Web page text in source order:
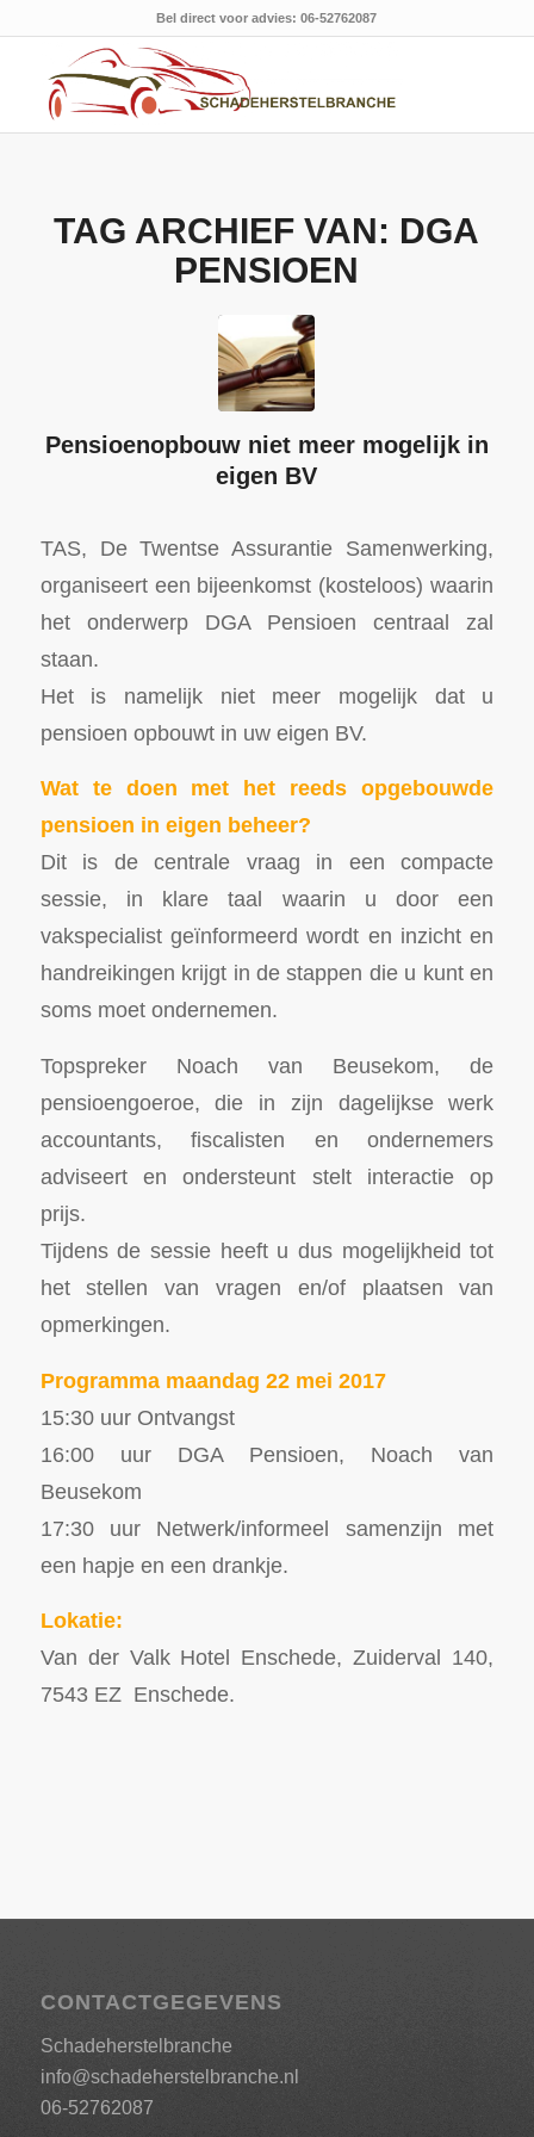
Bel direct voor advies: 06-52762087
TAG ARCHIEF VAN: DGA
PENSIOEN
Pensioenopbouw niet meer mogelijk in
eigen BV
TAS, De Twentse Assurantie Samenwerking,
organiseert een bijeenkomst (kosteloos) waarin
het onderwerp DGA Pensioen centraal zal
staan.
Het is namelijk niet meer mogelijk dat u
pensioen opbouwt in uw eigen BV.
Wat te doen met het reeds opgebouwde
pensioen in eigen beheer?
Dit is de centrale vraag in een compacte
sessie, in klare taal waarin u door een
vakspecialist geïnformeerd wordt en inzicht en
handreikingen krijgt in de stappen die u kunt en
soms moet ondernemen.
Topspreker Noach van Beusekom, de
pensioengoeroe, die in zijn dagelijkse werk
accountants, fiscalisten en ondernemers
adviseert en ondersteunt stelt interactie op
prijs.
Tijdens de sessie heeft u dus mogelijkheid tot
het stellen van vragen en/of plaatsen van
opmerkingen.
Programma maandag 22 mei 2017
15:30 uur Ontvangst
16:00 uur DGA Pensioen, Noach van
Beusekom
17:30 uur Netwerk/informeel samenzijn met
een hapje en een drankje.
Lokatie:
Van der Valk Hotel Enschede, Zuiderval 140,
7543 EZ Enschede.
CONTACTGEGEVENS
Schadeherstelbranche
info@schadeherstelbranche.nl
06-52762087